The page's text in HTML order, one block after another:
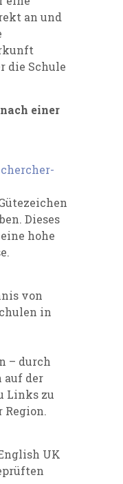
an und
die Schule
einer
Dieses
hohe
von
in
– durch
auf der
Links zu
Region.
UK